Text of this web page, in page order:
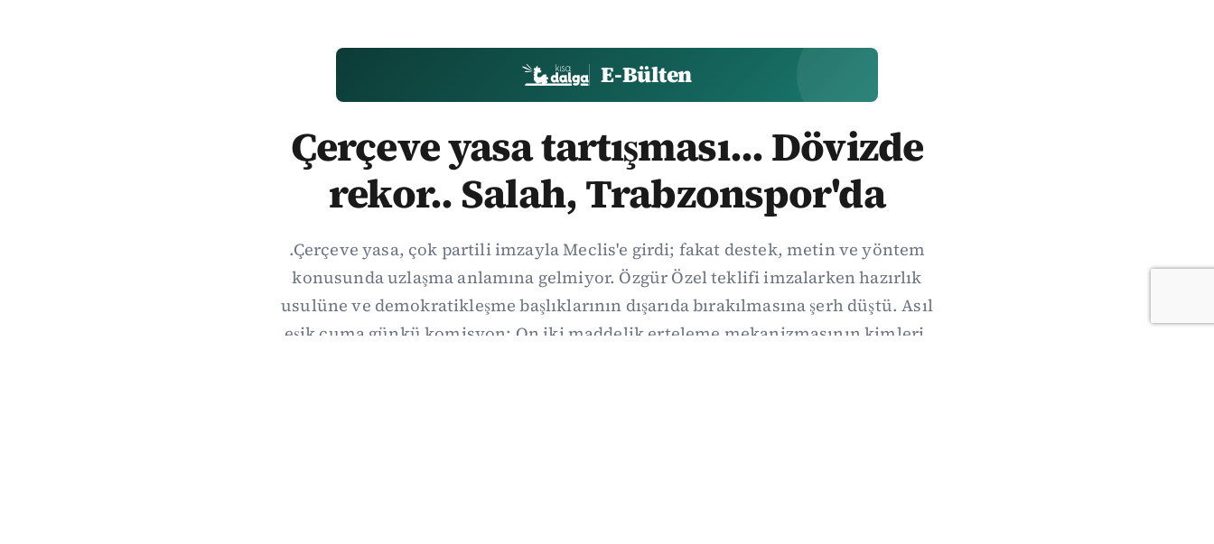
E-Bülten
Çerçeve yasa tartışması... Dövizde
rekor.. Salah, Trabzonspor'da
.Çerçeve yasa, çok partili imzayla Meclis'e girdi; fakat destek, metin ve yöntem
konusunda uzlaşma anlamına gelmiyor. Özgür Özel teklifi imzalarken hazırlık
usulüne ve demokratikleşme başlıklarının dışarıda bırakılmasına şerh düştü. Asıl
eşik cuma günkü komisyon: On iki maddelik erteleme mekanizmasının kimleri,